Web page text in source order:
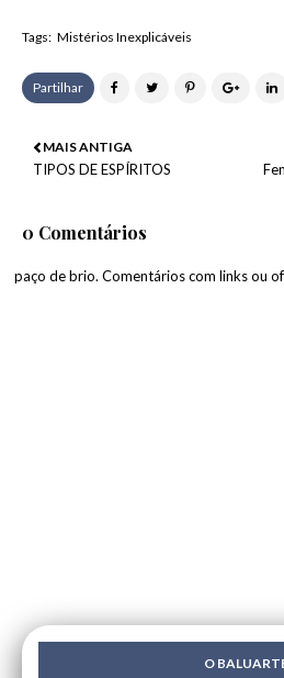
Tags: Mistérios Inexplicáveis
Partilhar
MAIS ANTIGA
TIPOS DE ESPÍRITOS
0 Comentários
paço de brio. Comentários com links ou
O